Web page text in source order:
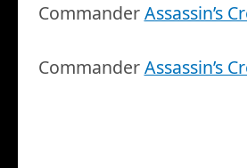
CommanderAssassin’s
CommanderAssassin’s